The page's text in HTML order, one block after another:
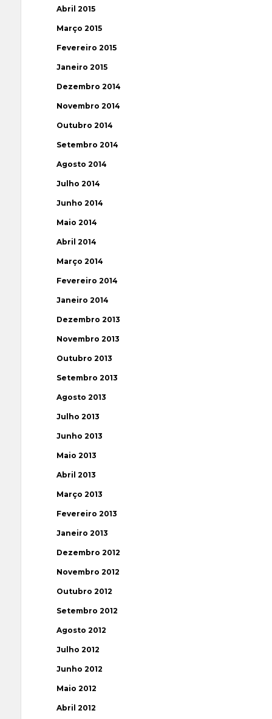
Abril 2015
Março 2015
Fevereiro 2015
Janeiro 2015
Dezembro 2014
Novembro 2014
Outubro 2014
Setembro 2014
Agosto 2014
Julho 2014
Junho 2014
Maio 2014
Abril 2014
Março 2014
Fevereiro 2014
Janeiro 2014
Dezembro 2013
Novembro 2013
Outubro 2013
Setembro 2013
Agosto 2013
Julho 2013
Junho 2013
Maio 2013
Abril 2013
Março 2013
Fevereiro 2013
Janeiro 2013
Dezembro 2012
Novembro 2012
Outubro 2012
Setembro 2012
Agosto 2012
Julho 2012
Junho 2012
Maio 2012
Abril 2012